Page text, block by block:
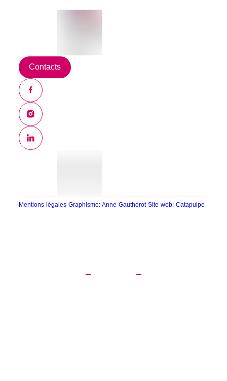
Contacts
Mentions légalesGraphisme: Anne GautherotSite web: Catapulpe